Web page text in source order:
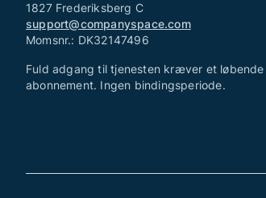
1827 Frederiksberg C
support@companyspace.com
Momsnr.: DK32147496
Fuld adgang til tjenesten kræver et løbende
abonnement. Ingen bindingsperiode.